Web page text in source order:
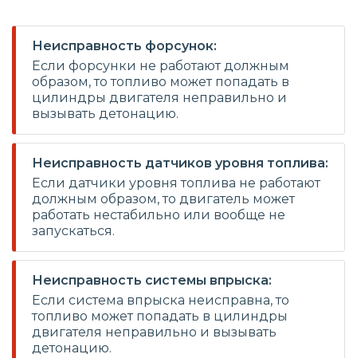
Неисправность форсунок:
Если форсунки не работают должным
образом, то топливо может попадать в
цилиндры двигателя неправильно и
вызывать детонацию.
Неисправность датчиков уровня топлива:
Если датчики уровня топлива не работают
должным образом, то двигатель может
работать нестабильно или вообще не
запускаться.
Неисправность системы впрыска:
Если система впрыска неисправна, то
топливо может попадать в цилиндры
двигателя неправильно и вызывать
детонацию.